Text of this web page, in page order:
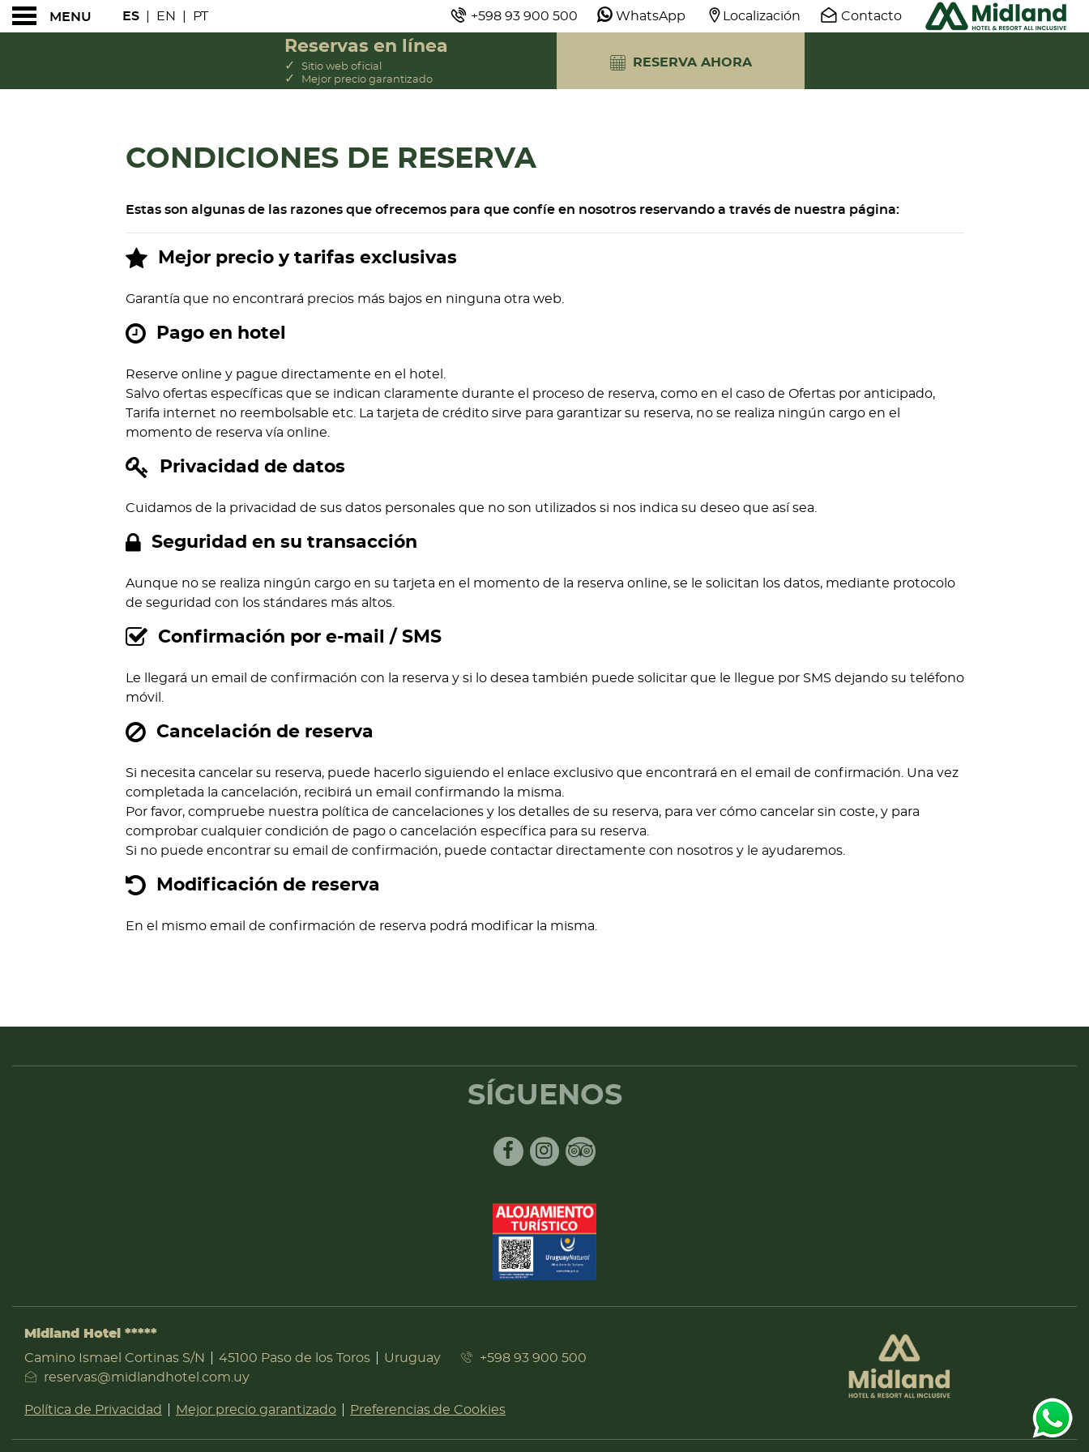
+598 93 900 500 WhatsApp Localización Contacto
MENU ES EN PT
Reservas en línea
✓ Sitio web oficial
✓ Mejor precio garantizado
RESERVA AHORA
CONDICIONES DE RESERVA
Estas son algunas de las razones que ofrecemos para que confíe en nosotros reservando a través de nuestra página:
Mejor precio y tarifas exclusivas
Garantía que no encontrará precios más bajos en ninguna otra web.
Pago en hotel
Reserve online y pague directamente en el hotel.
Salvo ofertas específicas que se indican claramente durante el proceso de reserva, como en el caso de Ofertas por anticipado,
Tarifa internet no reembolsable etc. La tarjeta de crédito sirve para garantizar su reserva, no se realiza ningún cargo en el
momento de reserva vía online.
Privacidad de datos
Cuidamos de la privacidad de sus datos personales que no son utilizados si nos indica su deseo que así sea.
Seguridad en su transacción
Aunque no se realiza ningún cargo en su tarjeta en el momento de la reserva online, se le solicitan los datos, mediante protocolo
de seguridad con los stándares más altos.
Confirmación por e-mail / SMS
Le llegará un email de confirmación con la reserva y si lo desea también puede solicitar que le llegue por SMS dejando su teléfono
móvil.
Cancelación de reserva
Si necesita cancelar su reserva, puede hacerlo siguiendo el enlace exclusivo que encontrará en el email de confirmación. Una vez
completada la cancelación, recibirá un email confirmando la misma.
Por favor, compruebe nuestra política de cancelaciones y los detalles de su reserva, para ver cómo cancelar sin coste, y para
comprobar cualquier condición de pago o cancelación específica para su reserva.
Si no puede encontrar su email de confirmación, puede contactar directamente con nosotros y le ayudaremos.
Modificación de reserva
En el mismo email de confirmación de reserva podrá modificar la misma.
DIRECCIÓN
Midland Hotel *****
Camino Ismael Cortinas S/N
45100 Paso de los Toros Uruguay
+598 93 900 500
reservas@midlandhotel.com.uy
Política de Privacidad Mejor precio garantizado Preferencias de Cookies
SÍGUENOS
FacebookInstagramTripadvisor